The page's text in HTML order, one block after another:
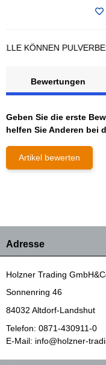
KÖNNEN
Bewertungen
Geben Sie die erste
helfen Sie Anderen bei
Artikel bewerten
Adresse
Holzner Trading
Sonnenring 46
84032 Altdorf-Landshut
Telefon: 0871-430911-0
E-Mail: info@holzner-